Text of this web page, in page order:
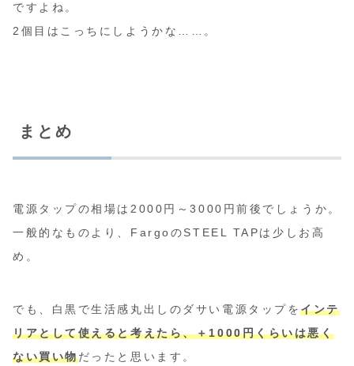
ですよね。
2個目はこっちにしようかな……。
まとめ
電源タップの相場は2000円～3000円前後でしょうか。
一般的なものより、FargoのSTEEL TAPは少しお高
め。
でも、白黒で生活感丸出しのダサい電源タップをインテ
リアとして使えると考えたら、＋1000円くらいは悪く
ない買い物だったと思います。